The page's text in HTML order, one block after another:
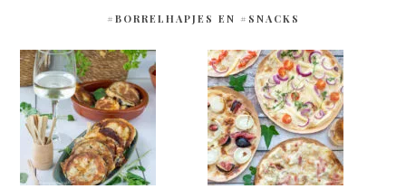
#BORRELHAPJES EN #SNACKS